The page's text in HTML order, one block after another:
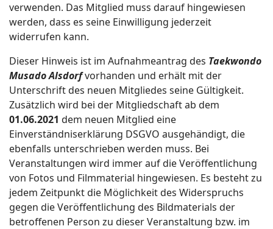
verwenden. Das Mitglied muss darauf hingewiesen
werden, dass es seine Einwilligung jederzeit
widerrufen kann.
Dieser Hinweis ist im Aufnahmeantrag des Taekwondo
Musado Alsdorfvorhanden und erhält mit der
Unterschrift des neuen Mitgliedes seine Gültigkeit.
Zusätzlich wird bei der Mitgliedschaft ab dem
01.06.2021 dem neuen Mitglied eine
Einverständniserklärung DSGVO ausgehändigt, die
ebenfalls unterschrieben werden muss. Bei
Veranstaltungen wird immer auf die Veröffentlichung
von Fotos und Filmmaterial hingewiesen. Es besteht zu
jedem Zeitpunkt die Möglichkeit des Widerspruchs
gegen die Veröffentlichung des Bildmaterials der
betroffenen Person zu dieser Veranstaltung bzw. im